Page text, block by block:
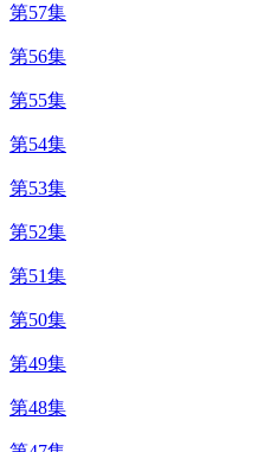
第57集
第56集
第55集
第54集
第53集
第52集
第51集
第50集
第49集
第48集